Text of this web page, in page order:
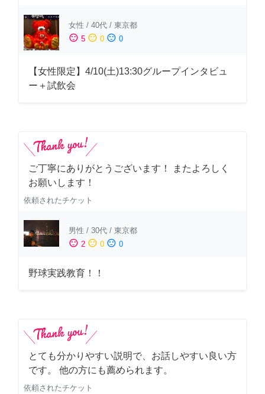
女性 / 40代 / 東京都
sentiment_satisfied 5 sentiment_neutral 0 sentiment_dissatisfied 0
【女性限定】4/10(土)13:30グループインタビュ
ー＋試飲会
ご丁寧にありがとうございます！ またよろしく
お願いします！
依頼されたチケット
男性 / 30代 / 東京都
sentiment_satisfied 2 sentiment_neutral 0 sentiment_dissatisfied 0
野球実践教育！！
とても分かりやすい説明で、お話しやすい良い方
です。 他の方にも薦められます。
依頼されたチケット